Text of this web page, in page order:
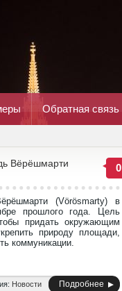
Обратная связь
0
Вёрёшмарти
(Vörösmarty) в
прошлого года. Цель
придать окружающим
природу площади,
коммуникации.
Новости Подробнее